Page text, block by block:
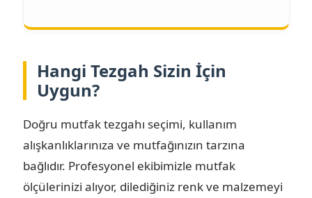
Hangi Tezgah Sizin İçin
Uygun?
Doğru mutfak tezgahı seçimi, kullanım
alışkanlıklarınıza ve mutfağınızın tarzına
bağlıdır. Profesyonel ekibimizle mutfak
ölçülerinizi alıyor, dilediğiniz renk ve malzemeyi